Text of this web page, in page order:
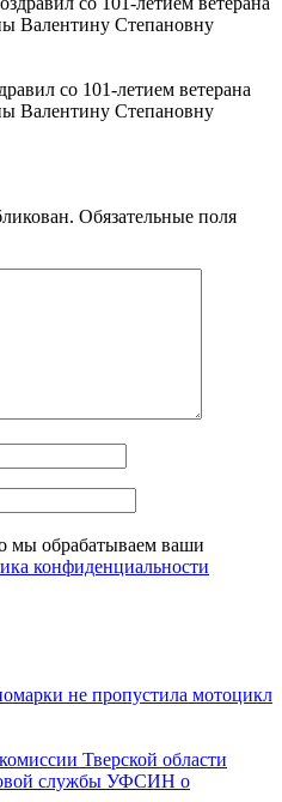
со 101-летием ветерана
Валентину Степановну
Обязательные поля
мы обрабатываем ваши
конфиденциальности
не пропустила мотоцикл
Тверской области
службы УФСИН о